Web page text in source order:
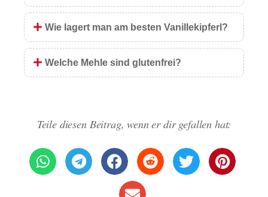
Wie lagert man am besten Vanillekipferl?
Welche Mehle sind glutenfrei?
Teile diesen Beitrag, wenn er dir gefallen hat: